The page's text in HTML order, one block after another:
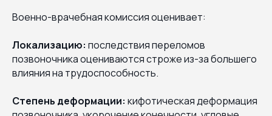
Военно-врачебная комиссия оценивает:
Локализацию: последствия переломов
позвоночника оцениваются строже из-за большего
влияния на трудоспособность.
Степень деформации: кифотическая деформация